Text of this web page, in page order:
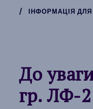
ІНФОРМАЦІЯ ДЛЯ
До
гр. ЛФ-